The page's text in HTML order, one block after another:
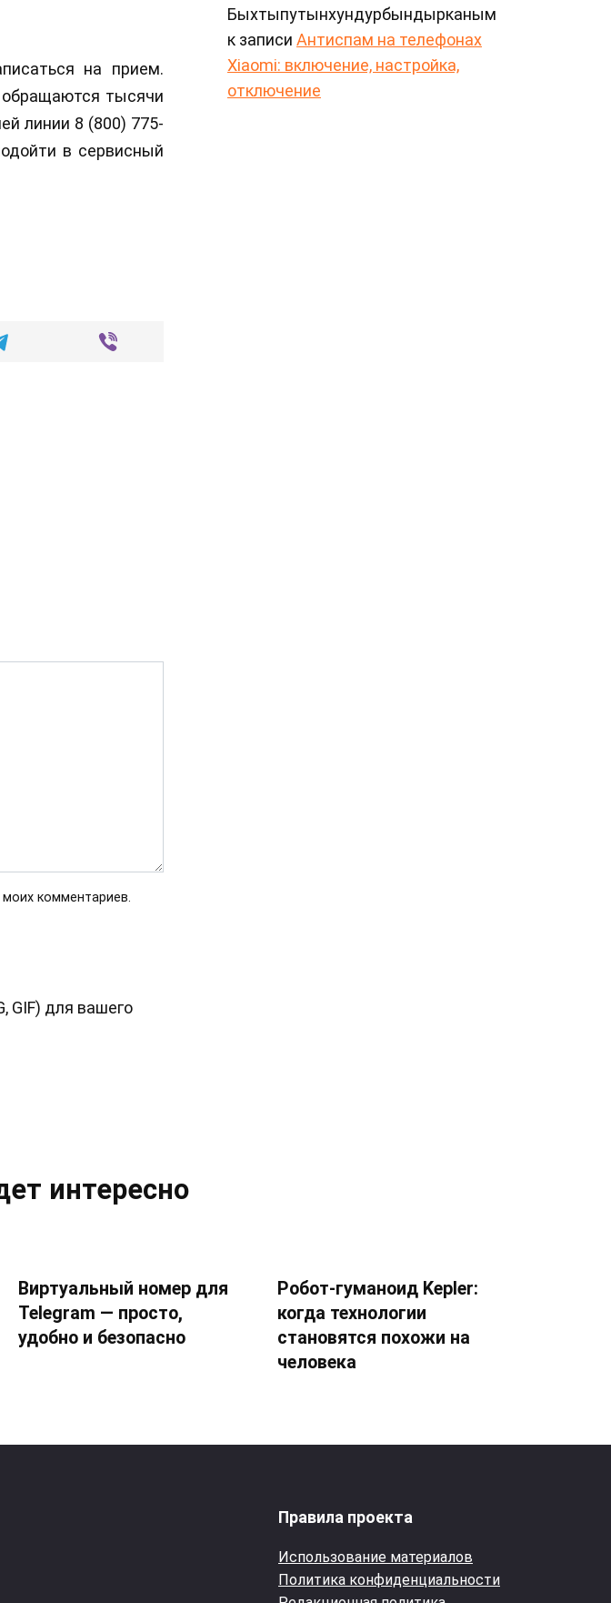
на прием.
тысячи
линии 8 (800) 775-
в сервисный
комментариев.
GIF) для вашего
Быхтыпутынхундурбындырканым
к записи Антиспам на телефонах
Xiaomi: включение, настройка,
отключение
интересно
Виртуальный номер для
Telegram — просто,
удобно и безопасно
Робот-гуманоид Kepler:
когда технологии
становятся похожи на
человека
Правила проекта
Использование материалов
Политика конфиденциальности